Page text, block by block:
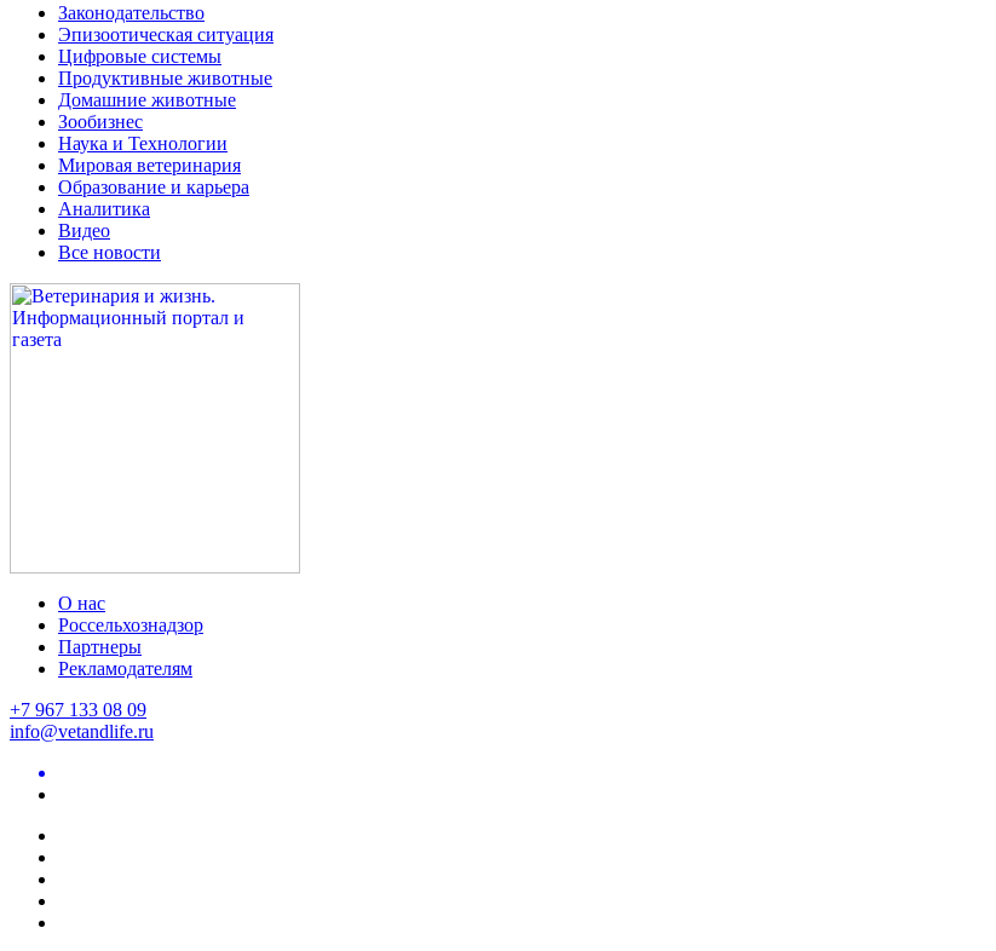
Законодательство
Эпизоотическая ситуация
Цифровые системы
Продуктивные животные
Домашние животные
Зообизнес
Наука и Технологии
Мировая ветеринария
Образование и карьера
Аналитика
Видео
Все новости
О нас
Россельхознадзор
Партнеры
Рекламодателям
+7 967 133 08 09
info@vetandlife.ru